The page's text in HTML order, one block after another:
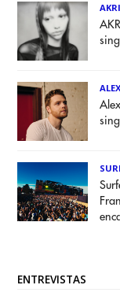
ENTREVISTAS